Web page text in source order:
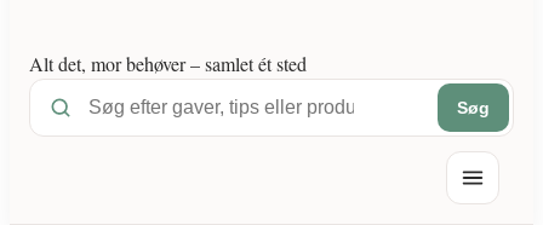
Alt det, mor behøver – samlet ét sted
Søg